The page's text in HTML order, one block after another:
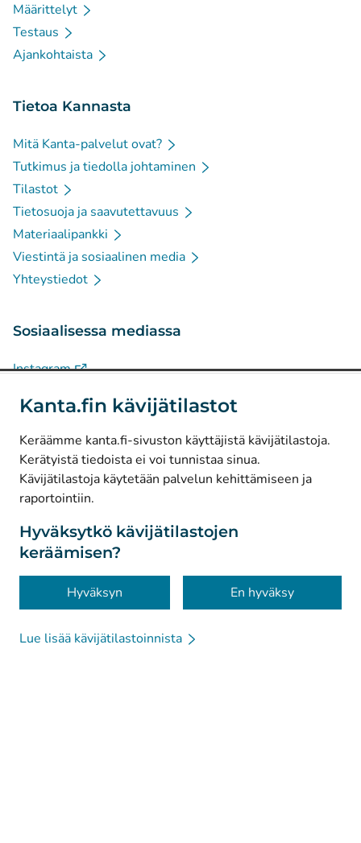
Kanta.fin kävijätilastot
Keräämme kanta.fi-sivuston käyttäjistä kävijätilastoja.
Kerätyistä tiedoista ei voi tunnistaa sinua.
Kävijätilastoja käytetään palvelun kehittämiseen ja
raportointiin.
Hyväksytkö kävijätilastojen
keräämisen?
Hyväksyn En hyväksy
Lue lisää kävijätilastoinnista
Määrittelyt
Testaus
Ajankohtaista
Tietoa Kannasta
Mitä Kanta-palvelut ovat?
Tutkimus ja tiedolla johtaminen
Tilastot
Tietosuoja ja saavutettavuus
Materiaalipankki
Viestintä ja sosiaalinen media
Yhteystiedot
Sosiaalisessa mediassa
Instagram(Avautuu uuteen välilehteen)
Facebook(Avautuu uuteen välilehteen)
© Kanta-Palvelut, Kansaneläkelaitos
Tietosuoja
Tietoa sivustosta
Saavutettavuus
Evästeet